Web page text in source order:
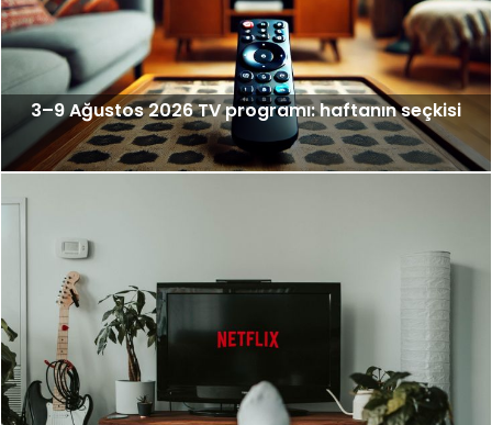
3–9 Ağustos 2026 TV programı: haftanın seçkisi